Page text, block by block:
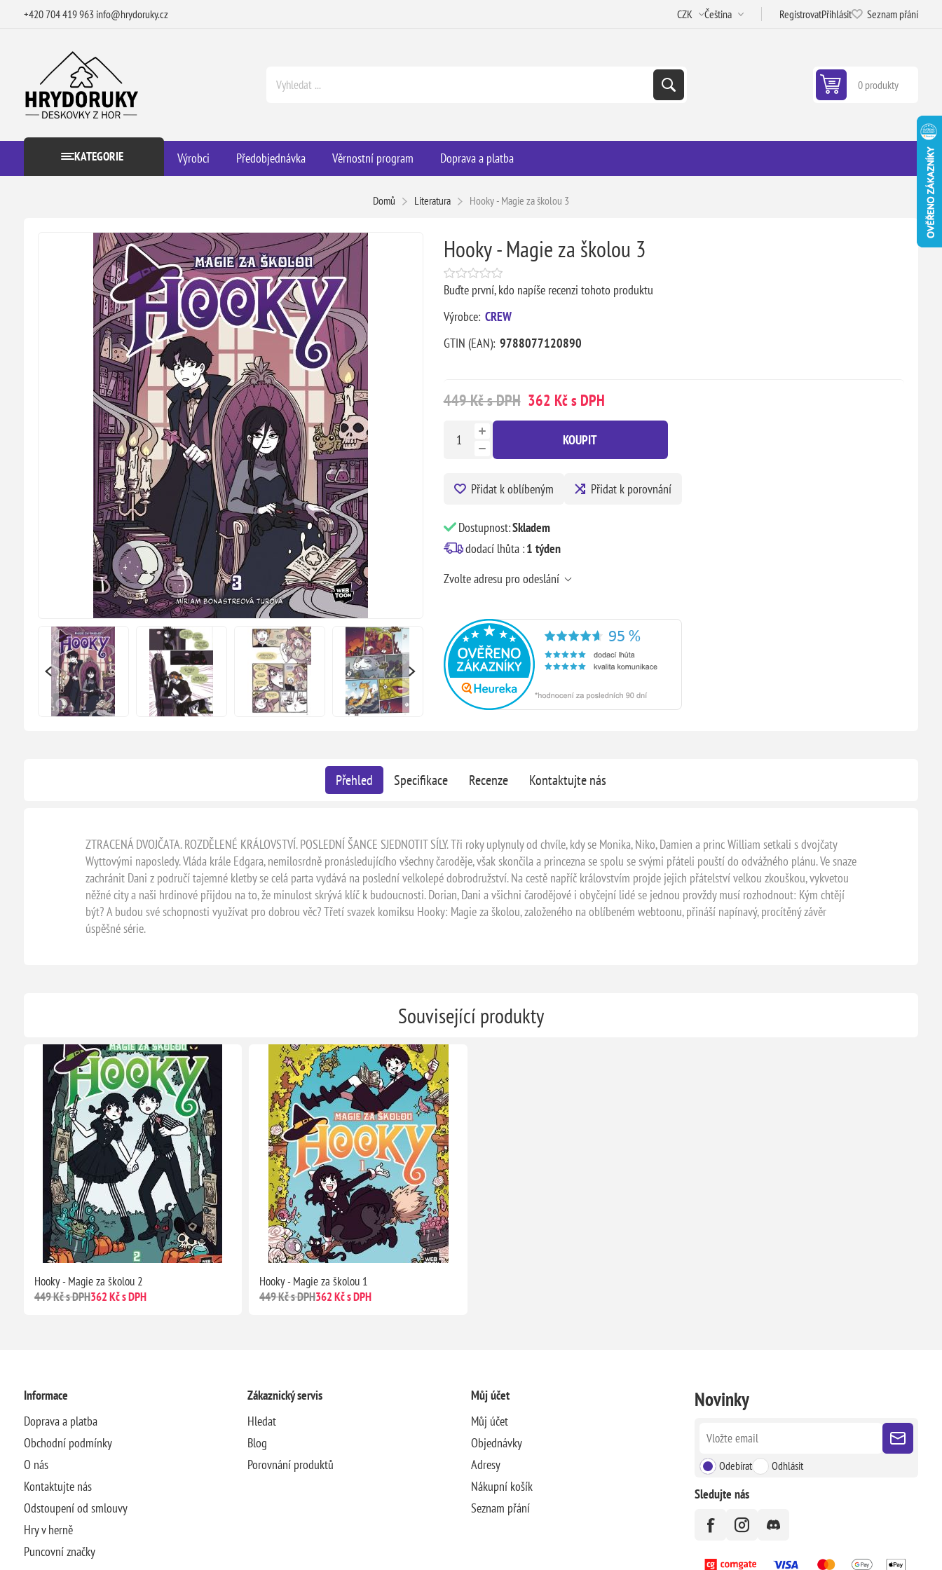
+420 704 419 963 info@hrydoruky.cz RegistrovatPřihlásit Seznam přání
0 produkty
KATEGORIE Výrobci Předobjednávka Věrnostní program Doprava a platba
Domů Literatura Hooky - Magie za školou 3
Hooky - Magie za školou 3
Buďte první, kdo napíše recenzi tohoto produktu
Výrobce: CREW
GTIN (EAN): 9788077120890
449 Kč s DPH 362 Kč s DPH
KOUPIT
Přidat k oblíbeným Přidat k porovnání
Dostupnost:Skladem
dodací lhůta :1 týden
Zvolte adresu pro odeslání
Přehled Specifikace Recenze Kontaktujte nás
ZTRACENÁ DVOJČATA. ROZDĚLENÉ KRÁLOVSTVÍ. POSLEDNÍ ŠANCE SJEDNOTIT SÍLY. Tři roky uplynuly od chvíle, kdy se Monika, Niko, Damien a princ William setkali s dvojčaty
Wyttovými naposledy. Vláda krále Edgara, nemilosrdně pronásledujícího všechny čaroděje, však skončila a princezna se spolu se svými přáteli pouští do odvážného plánu. Ve snaze
zachránit Dani z područí tajemné kletby se celá parta vydává na poslední velkolepé dobrodružství. Na cestě napříč královstvím projde jejich přátelství velkou zkouškou, vykvetou
něžné city a naši hrdinové přijdou na to, že minulost skrývá klíč k budoucnosti. Dorian, Dani a všichni čarodějové i obyčejní lidé se jednou provždy musí rozhodnout: Kým chtějí
být? A budou své schopnosti využívat pro dobrou věc? Třetí svazek komiksu Hooky: Magie za školou, založeného na oblíbeném webtoonu, přináší napínavý, procítěný závěr
úspěšné série.
Související produkty
Hooky - Magie za školou 2
449 Kč s DPH362 Kč s DPH
Hooky - Magie za školou 1
449 Kč s DPH362 Kč s DPH
Informace
Doprava a platba
Obchodní podmínky
O nás
Kontaktujte nás
Odstoupení od smlouvy
Hry v herně
Puncovní značky
Zákaznický servis
Hledat
Blog
Porovnání produktů
Můj účet
Můj účet
Objednávky
Adresy
Nákupní košík
Seznam přání
Novinky
Odebírat Odhlásit
Sledujte nás